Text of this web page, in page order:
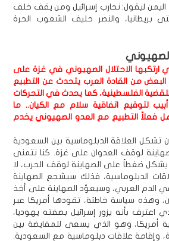
اليمن ليقول: نحارب إسرائيل ومن يقف خلف
بريطانيا، والنصر حليف الشعوب الحرة
ارتكبها الاحتلال الصهيوني في غزة على
من القادة العرب يتحدث عن التطبيع
الفلسطينية، كما يحدث في التحركات
أبيب لتوقيع اتفاقية سلام مع الكيان.. ما
فعلاً التطبيع مع العدو الصهيوني يخدم
تشكل العلاقة الدبلوماسية بين السعودية
لوقف العدوان على غزة. كنا نتمنى
ضغطاً على الصهاينة لوقف الحرب، لا
الدبلوماسية، فذلك سيشجع الصهاينة
الدم العربي، وسيعوِّد الصهاينة على أخذ
وهذه سياسة خاطئة، تقودها أمريكا عبر
اعترف بأنه يزور إسرائيل بصفته يهوديا،
أمريكا، وهو الذي يسعى للمقايضة بين
وإقامة علاقات دبلوماسية مع السعودية.